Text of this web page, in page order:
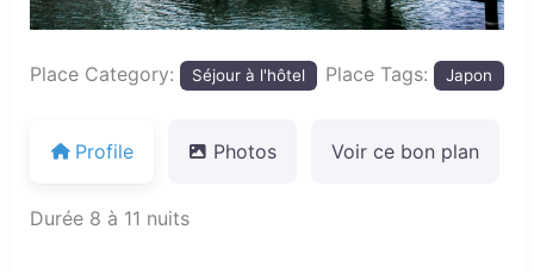
Place Category: Séjour à l'hôtel Place Tags: Japon
Profile Photos Voir ce bon plan
Durée 8 à 11 nuits